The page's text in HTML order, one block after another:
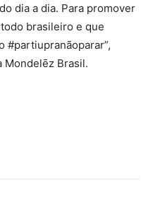
dia a dia. Para promover
brasileiro e que
#partiupranãoparar”,
Mondelēz Brasil.